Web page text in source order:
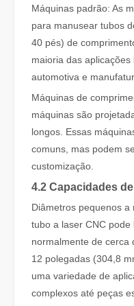
Na fabricação e na
Nossos parceiros
Máquinas padrão: As
para manusear tubos
40 pés) de
maioria das aplicações
automotiva e
Máquinas de
máquinas são
longos. Essas
comuns, mas podem
customização.
4.2 Capacidades
Diâmetros pequenos a
tubo a laser CNC
normalmente de cerca
12 polegadas (304,8
uma variedade de
complexos até peças